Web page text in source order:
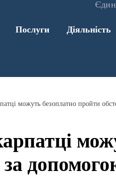
Послуги Діяльність
можуть безоплатно пройти
за